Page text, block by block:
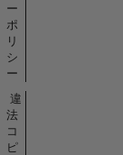
ー
ポ
リ
シ
ー
違
法
コ
ピ